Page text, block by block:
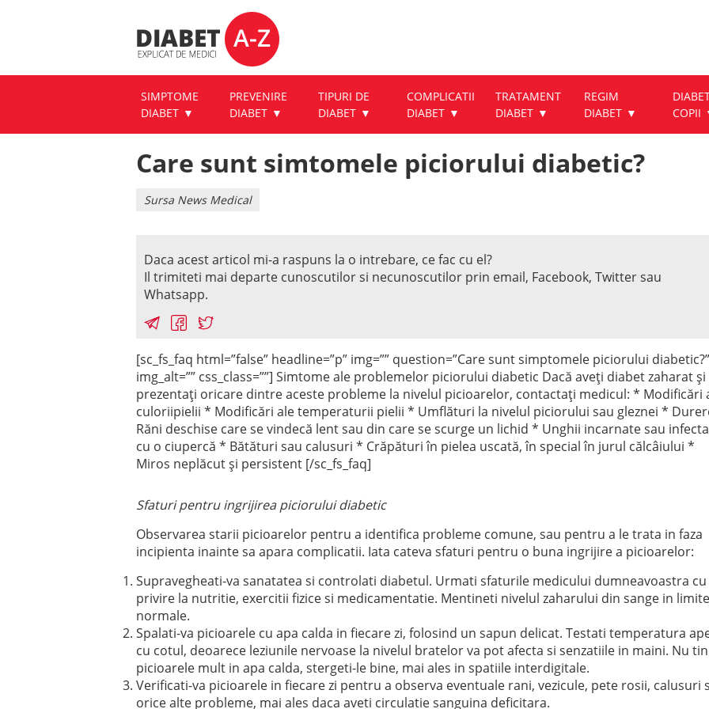
SIMPTOME
DIABET
PREVENIRE
DIABET
TIPURI DE
DIABET
COMPLICATII
DIABET
TRATAMENT
DIABET
REGIM
DIABET
COPII
Care sunt simtomele piciorului diabetic?
Sursa News Medical
Daca acest articol mi-a raspuns la o intrebare, ce fac cu el?
Il trimiteti mai departe cunoscutilor si necunoscutilor prin email, Facebook, Twitter sau
Whatsapp.
[sc_fs_faq html=”false” headline=”p” img=”” question=”Care sunt simptomele piciorului diabetic?”
img_alt=”” css_class=””] Simtome ale problemelor piciorului diabetic Dacă aveți diabet zaharat şi
prezentaţi oricare dintre aceste probleme la nivelul picioarelor, contactați medicul: * Modificări
culoriipielii * Modificări ale temperaturii pielii * Umflături la nivelul piciorului sau gleznei *
Răni deschise care se vindecă lent sau din care se scurge un lichid * Unghii incarnate sau
cu o ciupercă * Bătături sau calusuri * Crăpături în pielea uscată, în special în jurul călcâiului *
Miros neplăcut şi persistent [/sc_fs_faq]
Sfaturi pentru ingrijirea piciorului diabetic
Observarea starii picioarelor pentru a identifica probleme comune, sau pentru a le trata in faza
incipienta inainte sa apara complicatii. Iata cateva sfaturi pentru o buna ingrijire a picioarelor:
Supravegheati-va sanatatea si controlati diabetul. Urmati sfaturile medicului dumneavoastra cu
privire la nutritie, exercitii fizice si medicamentatie. Mentineti nivelul zaharului din sange in limite
normale.
Spalati-va picioarele cu apa calda in fiecare zi, folosind un sapun delicat. Testati temperatura
cu cotul, deoarece leziunile nervoase la nivelul bratelor va pot afecta si senzatiile in maini. Nu
picioarele mult in apa calda, stergeti-le bine, mai ales in spatiile interdigitale.
Verificati-va picioarele in fiecare zi pentru a observa eventuale rani, vezicule, pete rosii, calusuri
orice alte probleme, mai ales daca aveti circulatie sanguina deficitara.